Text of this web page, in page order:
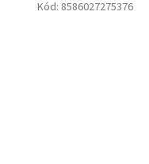
Kód: 8586027275376